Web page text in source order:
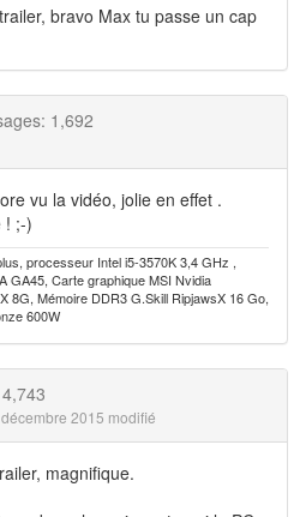
bravo Max tu passe un cap
1,692
vu la vidéo, jolie en effet .
! ;-)
processeur Intel i5-3570K 3,4 GHz ,
GA45, Carte graphique MSI Nvidia
8G, Mémoire DDR3 G.Skill RipjawsX 16 Go,
600W
décembre 2015 modifié
magnifique.